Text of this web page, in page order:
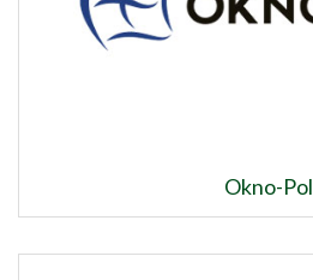
Okno-Pol